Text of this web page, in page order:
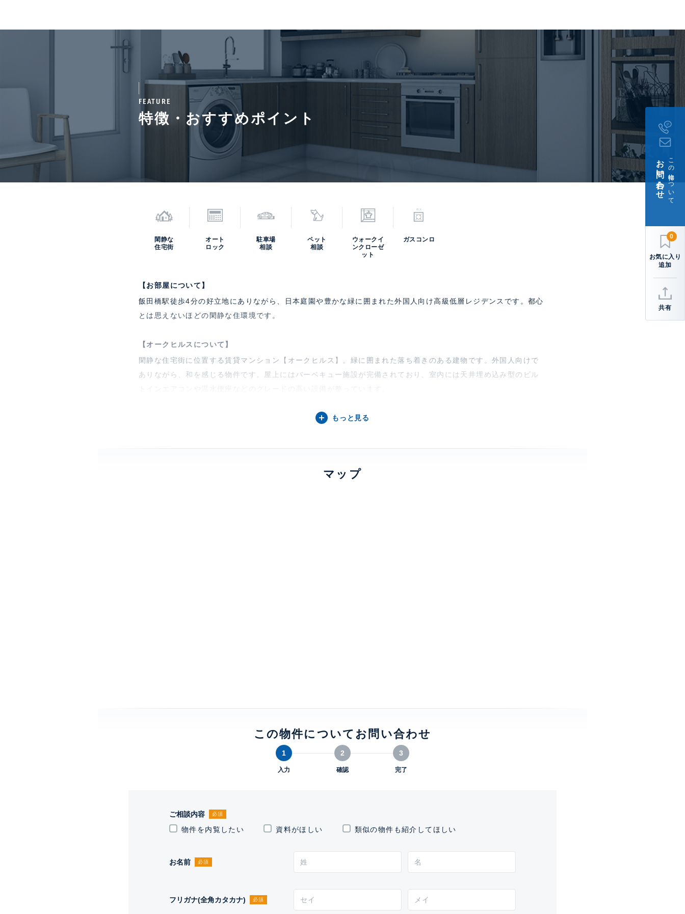
入居諸条件
■退去時:室内清掃費:実費 情報更新日
次回更新予定日 2026年8月17日
*「交通/駅徒歩」とは、当該物件の最寄駅(路線)、バス停、およびそこまでの徒歩所要時間を表示します。
FEATURE
特徴・おすすめポイント
閑静な
住宅街
オート
ロック
駐車場
相談
ペット
相談
ウォークイ
ンクローゼ
ット
ガスコンロ
【お部屋について】
飯田橋駅徒歩4分の好立地にありながら、日本庭園や豊かな緑に囲まれた外国人向け高級低層レジデンスです。都心
とは思えないほどの閑静な住環境です。
【オークヒルスについて】
閑静な住宅街に位置する賃貸マンション【オークヒルス】。緑に囲まれた落ち着きのある建物です。外国人向けで
ありながら、和を感じる物件です。屋上にはバーベキュー施設が完備されており、室内には天井埋め込み型のビル
楽器相談、 閑静な住宅街、 バルコニー
部屋設備
エアコン、 給湯、 洗濯機、 乾燥機、 バストイレ別、 トイレ3ヶ所以上、 バス3ヶ所以上、 洗
ロ4口、 オーブン、 電子レンジ、 食洗機、 冷蔵庫、 BS、 CS、 光、 インターネット:NTTB-
もっと見る
マップ
この物件についてお問い合わせ
1
入力
2
確認
3
完了
ご相談内容 必須
物件を内覧したい 資料がほしい 類似の物件も紹介してほしい
お名前 必須
フリガナ(全角カタカナ) 必須
この物件について
お問い合わせ
0
共有